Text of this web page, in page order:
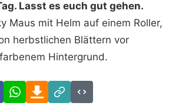
Lasst es euch gut gehen.
Maus mit Helm auf einem Roller,
herbstlichen Blättern vor
Hintergrund.
FacebookWhatsAppDownload
Link
Code